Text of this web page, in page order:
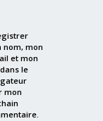
nom, mon
et mon
le
mon